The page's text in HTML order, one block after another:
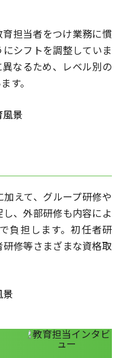
担当者をつけ業務に慣
シフトを調整していま
なるため、レベル別の
す。
えて、グループ研修や
、外部研修も内容によ
負担します。初任者研
修等さまざまな資格取